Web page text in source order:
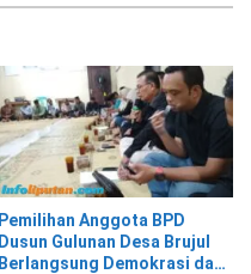
Pemilihan Anggota BPD
Dusun Gulunan Desa Brujul
Berlangsung Demokrasi dan